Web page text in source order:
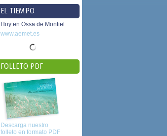
EL TIEMPO
Hoy en Ossa de Montiel
www.aemet.es
FOLLETO PDF
Descarga nuestro
folleto en formato PDF